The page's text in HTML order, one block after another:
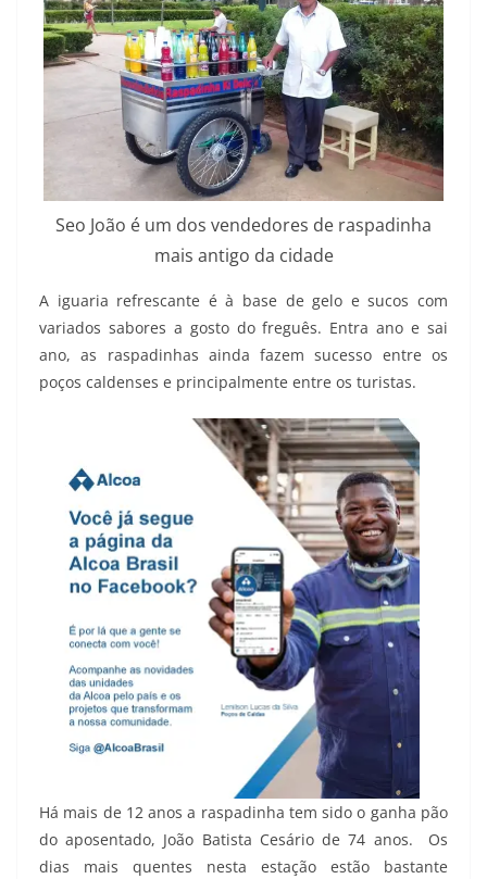
Seo João é um dos vendedores de raspadinha
mais antigo da cidade
A iguaria refrescante é à base de gelo e sucos com
variados sabores a gosto do freguês. Entra ano e sai
ano, as raspadinhas ainda fazem sucesso entre os
poços caldenses e principalmente entre os turistas.
Há mais de 12 anos a raspadinha tem sido o ganha pão
do aposentado, João Batista Cesário de 74 anos. Os
dias mais quentes nesta estação estão bastante